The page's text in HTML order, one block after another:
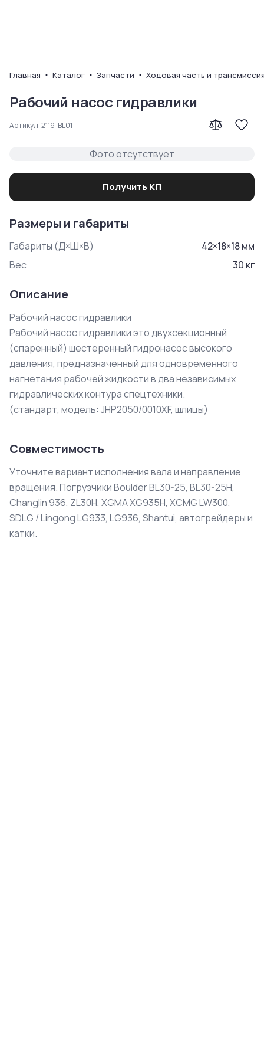
Главная Каталог Запчасти Ходовая часть и
Рабочий насос гидравлики
Артикул:2119-BL01
Фото отсутствует
Получить КП
Размеры и габариты
Габариты (Д×Ш×В) 42×18×18мм
Вес
30 кг
Описание
Рабочий насос гидравлики
Рабочий насос гидравлики это двухсекционный
(спаренный) шестеренный гидронасос высокого
давления, предназначенный для одновременного
нагнетания рабочей жидкости в два независимых
гидравлических контура спецтехники.
(стандарт, модель: JHP2050/0010XF, шлицы)
Совместимость
Уточните вариант исполнения вала и направление
вращения. Погрузчики Boulder BL30-25, BL30-25H,
Changlin 936, ZL30H, XGMA XG935H, XCMG LW300,
SDLG / Lingong LG933, LG936, Shantui, автогрейдеры и
катки.